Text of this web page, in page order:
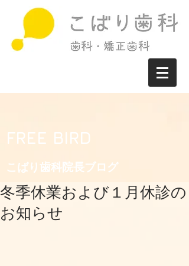
FREE BIRD
こばり歯科院長ブログ​
冬季休業および１月休診の
お知らせ